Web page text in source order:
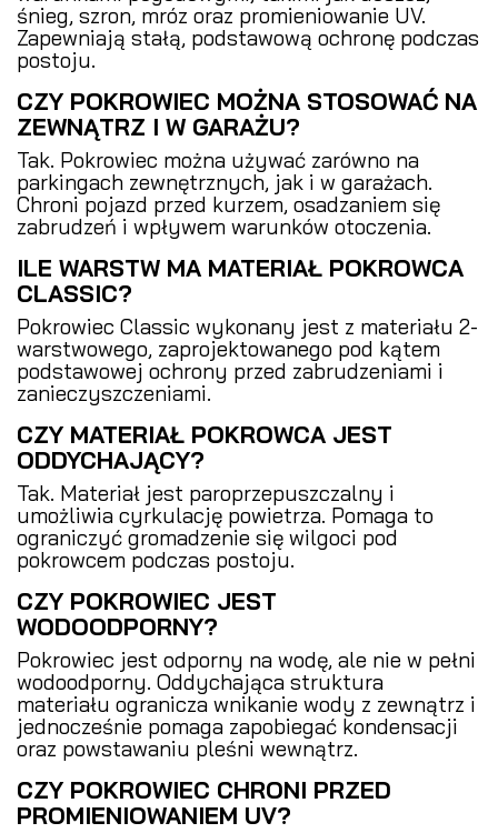
śnieg, szron, mróz oraz promieniowanie UV.
Zapewniają stałą, podstawową ochronę podczas
postoju.
CZY POKROWIEC MOŻNA STOSOWAĆ NA
ZEWNĄTRZ I W GARAŻU?
Tak. Pokrowiec można używać zarówno na
parkingach zewnętrznych, jak i w garażach.
Chroni pojazd przed kurzem, osadzaniem się
zabrudzeń i wpływem warunków otoczenia.
ILE WARSTW MA MATERIAŁ POKROWCA
CLASSIC?
Pokrowiec Classic wykonany jest z materiału 2-
warstwowego, zaprojektowanego pod kątem
podstawowej ochrony przed zabrudzeniami i
zanieczyszczeniami.
CZY MATERIAŁ POKROWCA JEST
ODDYCHAJĄCY?
Tak. Materiał jest paroprzepuszczalny i
umożliwia cyrkulację powietrza. Pomaga to
ograniczyć gromadzenie się wilgoci pod
pokrowcem podczas postoju.
CZY POKROWIEC JEST
WODOODPORNY?
Pokrowiec jest odporny na wodę, ale nie w pełni
wodoodporny. Oddychająca struktura
materiału ogranicza wnikanie wody z zewnątrz i
jednocześnie pomaga zapobiegać kondensacji
oraz powstawaniu pleśni wewnątrz.
CZY POKROWIEC CHRONI PRZED
PROMIENIOWANIEM UV?